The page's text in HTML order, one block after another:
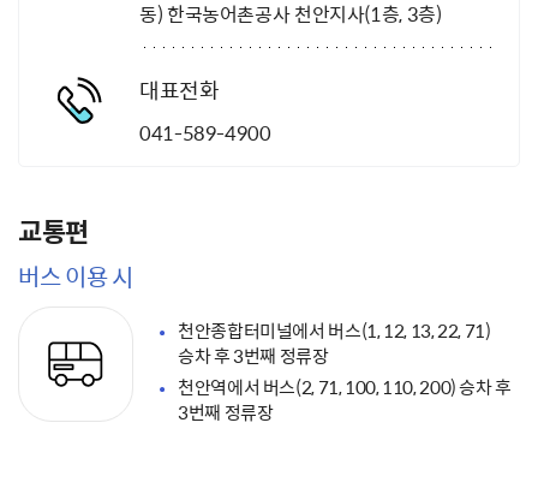
동) 한국농어촌공사 천안지사(1층, 3층)
대표전화
041-589-4900
교통편
버스 이용 시
천안종합터미널에서 버스(1, 12, 13, 22, 71)
승차 후 3번째 정류장
천안역에서 버스(2, 71, 100, 110, 200) 승차 후
3번째 정류장